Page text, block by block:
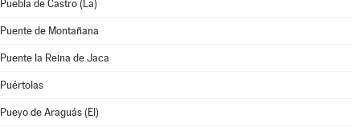
Puebla de Castro (La)
Puente de Montañana
Puente la Reina de Jaca
Puértolas
Pueyo de Araguás (El)